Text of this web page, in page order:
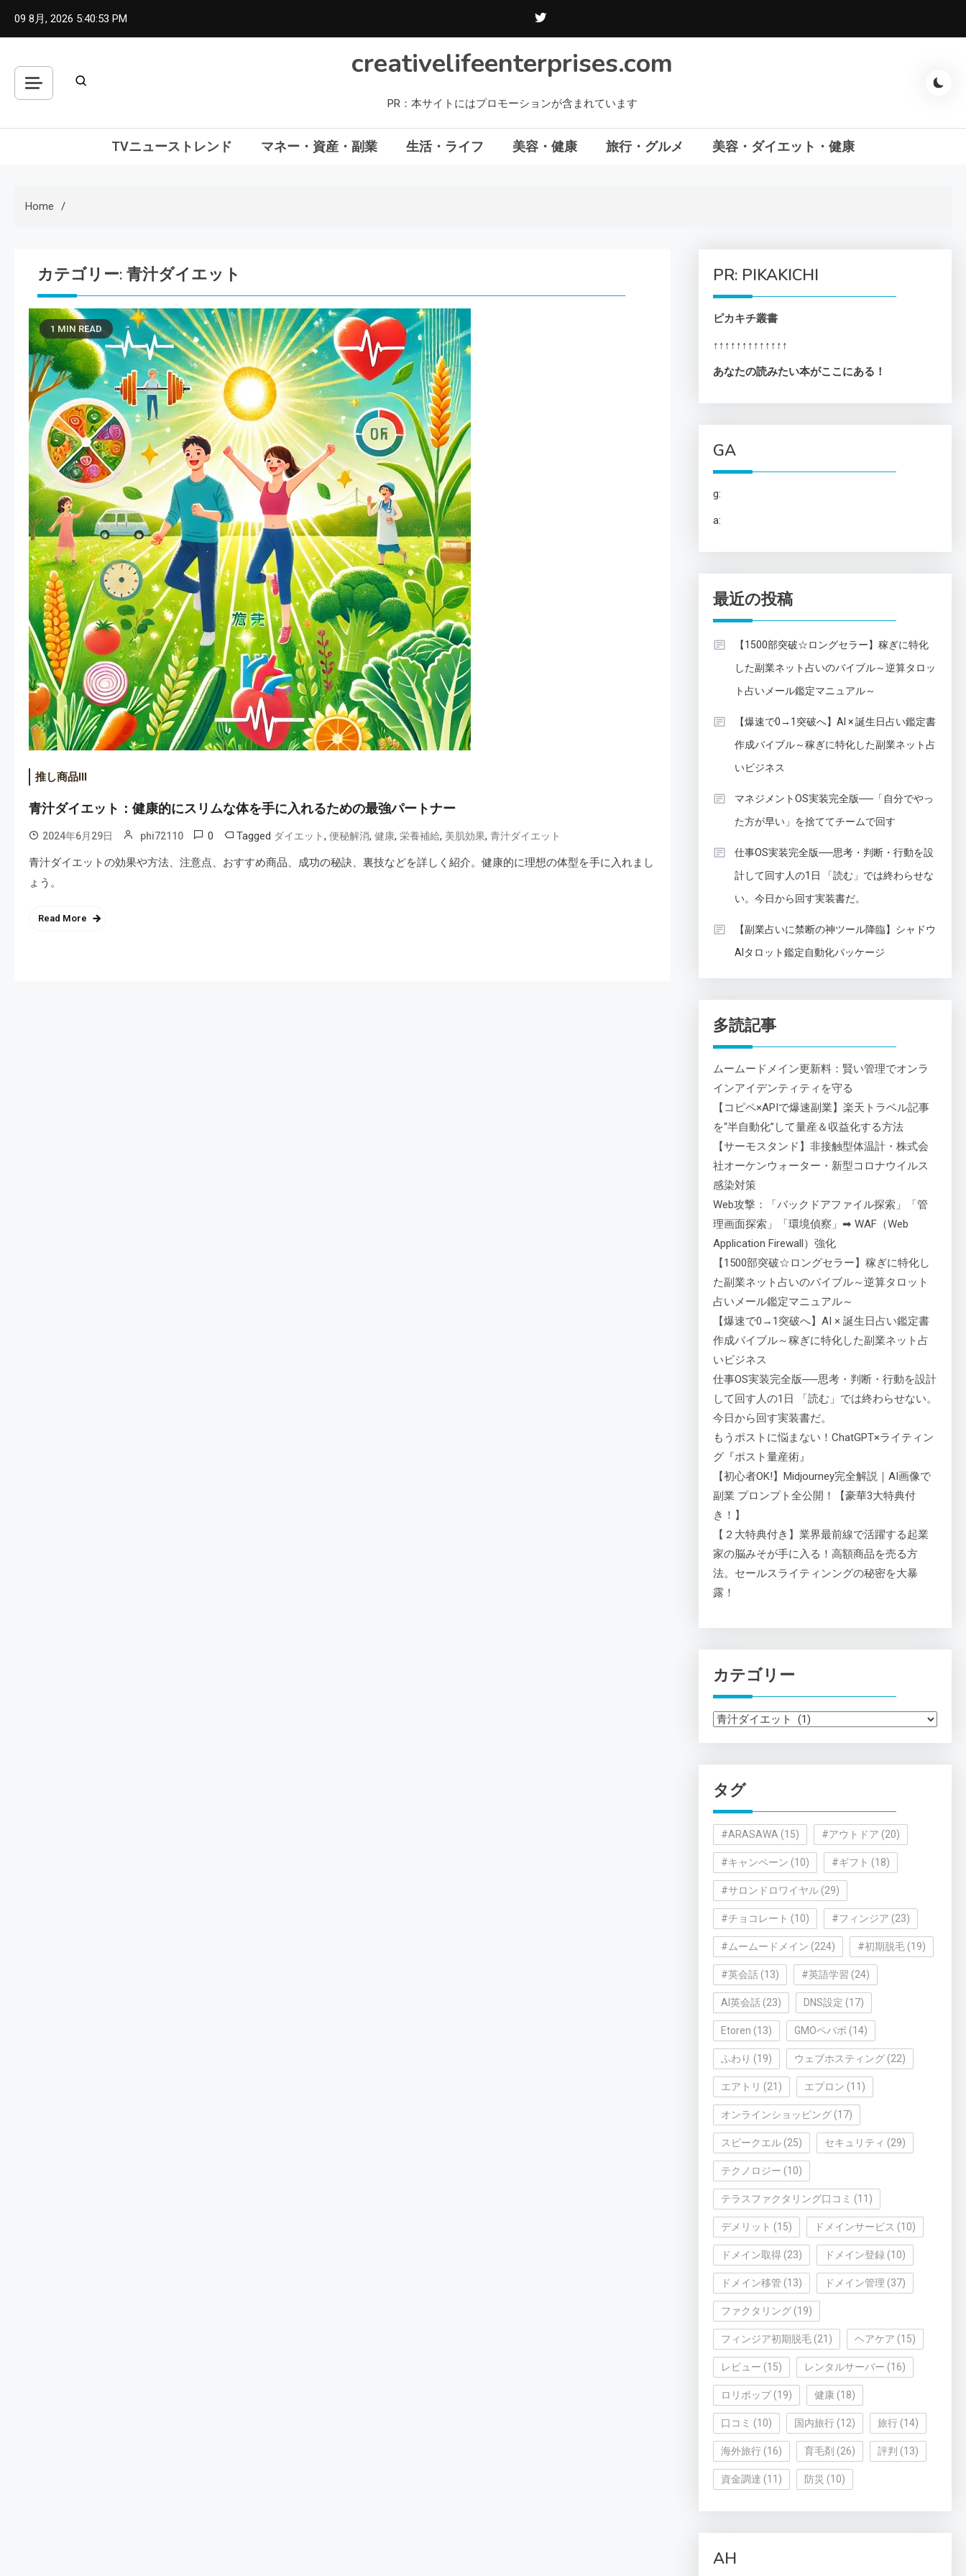
09 8月, 2026 5:40:54 PM
creativelifeenterprises.com
PR：本サイトにはプロモーションが含まれています
TVニューストレンド マネー・資産・副業 生活・ライフ 美容・健康 旅行・グルメ 美容・ダイエット・健康
Home
カテゴリー: 青汁ダイエット
1 MIN READ
推し商品III
青汁ダイエット：健康的にスリムな体を手に入れるための最強パートナー
2024年6月29日 phi72110 0 Tagged ダイエット, 便秘解消, 健康, 栄養補給, 美肌効果, 青汁ダイエット
青汁ダイエットの効果や方法、注意点、おすすめ商品、成功の秘訣、裏技などを詳しく紹介。健康的に理想の体型を手に入れまし
ょう。
Read More
PR: PIKAKICHI
ピカキチ叢書
↑↑↑↑↑↑↑↑↑↑↑↑↑
あなたの読みたい本がここにある！
GA
g:
a:
最近の投稿
【1500部突破☆ロングセラー】稼ぎに特化
した副業ネット占いのバイブル～逆算タロッ
ト占いメール鑑定マニュアル～
【爆速で0→1突破へ】AI × 誕生日占い鑑定書
作成バイブル～稼ぎに特化した副業ネット占
いビジネス
マネジメントOS実装完全版──「自分でやっ
た方が早い」を捨ててチームで回す
仕事OS実装完全版──思考・判断・行動を設
計して回す人の1日 「読む」では終わらせな
い。今日から回す実装書だ。
【副業占いに禁断の神ツール降臨】シャドウ
AIタロット鑑定自動化パッケージ
多読記事
ムームードメイン更新料：賢い管理でオンラ
インアイデンティティを守る
【コピペ×APIで爆速副業】楽天トラベル記事
を“半自動化”して量産＆収益化する方法
【サーモスタンド】非接触型体温計・株式会
社オーケンウォーター・新型コロナウイルス
感染対策
Web攻撃：「バックドアファイル探索」「管
理画面探索」「環境偵察」➡ WAF（Web
Application Firewall）強化
【1500部突破☆ロングセラー】稼ぎに特化し
た副業ネット占いのバイブル～逆算タロット
占いメール鑑定マニュアル～
【爆速で0→1突破へ】AI × 誕生日占い鑑定書
作成バイブル～稼ぎに特化した副業ネット占
いビジネス
仕事OS実装完全版──思考・判断・行動を設計
して回す人の1日 「読む」では終わらせない。
今日から回す実装書だ。
もうポストに悩まない！ChatGPT×ライティン
グ『ポスト量産術』
【初心者OK!】Midjourney完全解説｜AI画像で
副業 プロンプト全公開！【豪華3大特典付
き！】
【２大特典付き】業界最前線で活躍する起業
家の脳みそが手に入る！高額商品を売る方
法。セールスライティンングの秘密を大暴
露！
カテゴリー
カ
ー
タグ
#ARASAWA (15) #アウトドア (20)
#キャンペーン (10) #ギフト (18)
#サロンドロワイヤル(29)
#チョコレート (10) #フィンジア (23)
#ムームードメイン (224) #初期脱毛(19)
#英会話(13) #英語学習 (24)
AI英会話(23) DNS設定 (17)
Etoren (13) GMOペパボ (14)
ふわり (19) ウェブホスティング(22)
エアトリ (21) エプロン (11)
オンラインショッピング(17)
スピークエル(25) セキュリティ (29)
テクノロジー (10)
テラスファクタリング口コミ (11)
デメリット (15) ドメインサービス (10)
ドメイン取得(23) ドメイン登録 (10)
ドメイン移管 (13) ドメイン管理 (37)
ファクタリング(19)
フィンジア初期脱毛(21) ヘアケア (15)
レビュー (15) レンタルサーバー (16)
ロリポップ(19) 健康(18)
口コミ (10) 国内旅行(12) 旅行(14)
海外旅行(16) 育毛剤 (26) 評判 (13)
資金調達 (11) 防災 (10)
AH